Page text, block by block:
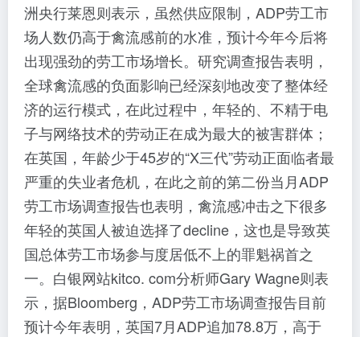
洲央行莱恩则表示，虽然供应限制，ADP劳工市
场人数仍高于禽流感前的水准，预计今年今后将
出现强劲的劳工市场增长。研究调查报告表明，
全球禽流感的负面影响已经深刻地改变了整体经
济的运行模式，在此过程中，年轻的、不精于电
子与网络技术的劳动正在成为最大的被害群体；
在英国，年龄少于45岁的“X三代”劳动正面临者最
严重的失业者危机，在此之前的第二份当月ADP
劳工市场调查报告也表明，禽流感冲击之下很多
年轻的英国人被迫选择了decline，这也是导致英
国总体劳工市场参与度居低不上的罪魁祸首之
一。白银网站kitco. com分析师Gary Wagne则表
示，据Bloomberg，ADP劳工市场调查报告目前
预计今年表明，英国7月ADP追加78.8万，高于